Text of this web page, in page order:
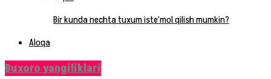
Bir kunda nechta tuxum iste’mol qilish mumkin?
Aloqa
Buxoro yangiliklari